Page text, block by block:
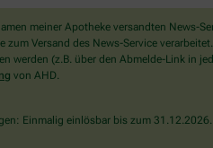
Mensch?
Dann
wählen
LKW.
meiner Apotheke versandten News-
zum Versand des News-Service
werden (z.B. über den Abmelde-Link in
von AHD.
Einmalig einlösbar bis zum